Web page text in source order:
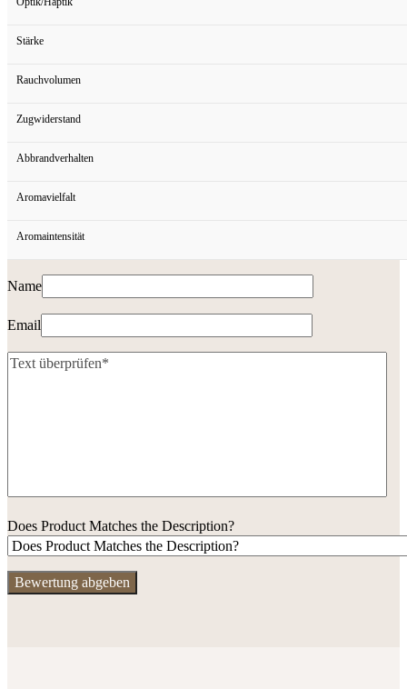
Stärke
Rauchvolumen
Zugwiderstand
Abbrandverhalten
Aromavielfalt
Aromaintensität
Name
Email
Does Product Matches the Description?